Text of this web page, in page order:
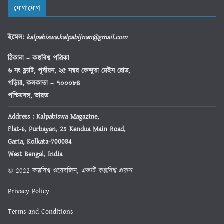
যোগাযোগ
ইমেল: kalpabiswa.kalpabijnan@gmail.com
ঠিকানা– কল্পবিশ্ব পত্রিকা
৬ নং ফ্ল্যাট, পূর্বায়ন, ২৫ নম্বর কেন্দুয়া মেইন রোড,
গড়িয়া, কলকাতা – ৭০০০৮৪
পশ্চিমবঙ্গ, ভারত
Address : Kalpabiswa Magazine,
Flat-6, Purbayan, 25 Kendua Main Road,
Garia, Kolkata-700084
West Bengal, India
© 2022 কল্পবিশ্ব ওয়েবজিন, একটি কল্পবিশ্ব প্রয়াস
Privacy Policy
Terms and Conditions